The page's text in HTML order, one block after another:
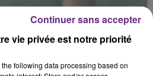
vie privée est notre priorité
the following data processing based on
Continuer sans accepter